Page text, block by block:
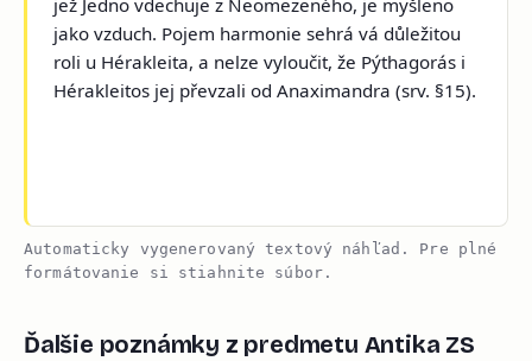
jež Jedno vdechuje z Neomezeného, je myšleno
jako vzduch. Pojem harmonie sehrá vá důležitou
roli u Hérakleita, a nelze vyloučit, že Pýthagorás i
Hérakleitos jej převzali od Anaximandra (srv. §15).
Automaticky vygenerovaný textový náhľad. Pre plné
formátovanie si stiahnite súbor.
Ďalšie poznámky z predmetu Antika ZS